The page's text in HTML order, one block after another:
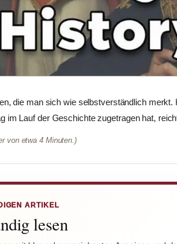
die man sich wie selbstverständlich merkt.
im Lauf der Geschichte zugetragen hat,
von etwa 4 Minuten.)
ARTIKEL
lesen